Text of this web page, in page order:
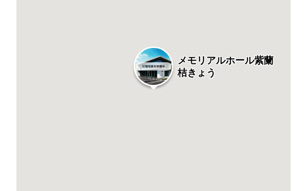
メモリアルホール紫蘭
桔きょう